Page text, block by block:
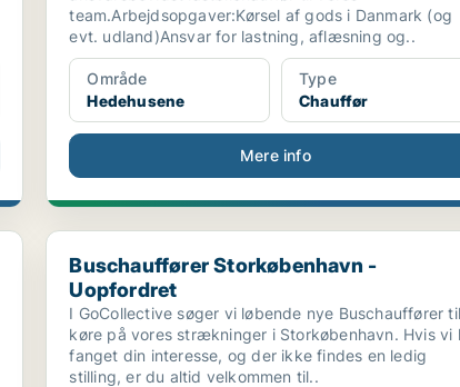
team.Arbejdsopgaver:Kørsel af gods i Danmark (og
evt. udland)Ansvar for lastning, aflæsning og..
Område
Hedehusene
Type
Chauffør
Mere info
Buschauffører Storkøbenhavn - Uopfordret
Buschauffører Storkøbenhavn -
Uopfordret
I GoCollective søger vi løbende nye Buschauffører
køre på vores strækninger i Storkøbenhavn. Hvis vi
fanget din interesse, og der ikke findes en ledig
stilling, er du altid velkommen til..